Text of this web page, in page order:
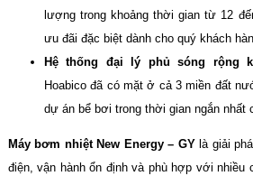
lượng trong khoảng thời gian từ 12
ưu đãi đặc biệt dành cho quý khách
Hệ thống đại lý phủ sóng rộng
Hoabico đã có mặt ở cả 3 miền đất
dự án bể bơi trong thời gian ngắn nhất
Máy bơm nhiệt New Energy – GY là giải
điện, vận hành ổn định và phù hợp với nhiều